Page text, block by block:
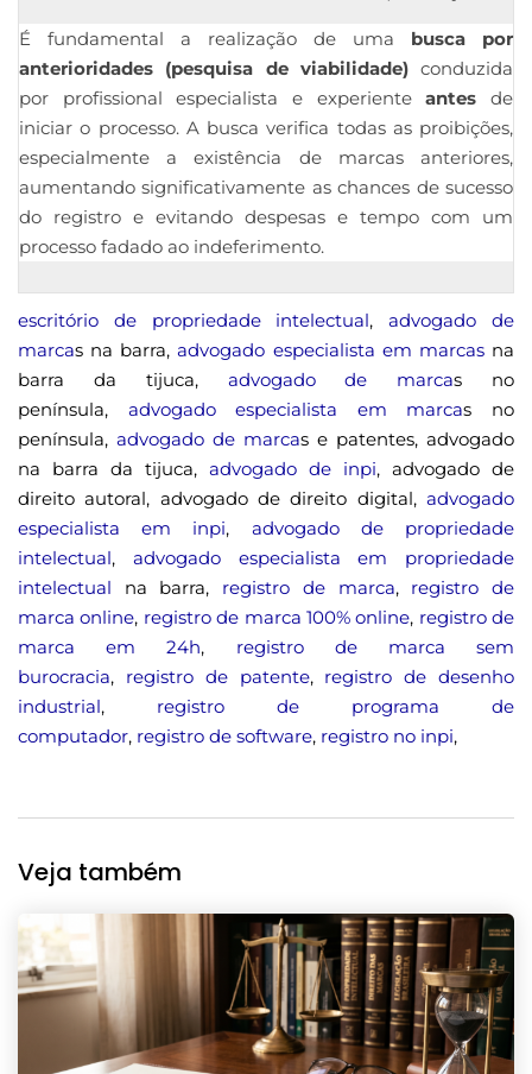
É fundamental a realização de uma busca por
anterioridades (pesquisa de viabilidade)conduzida
por profissional especialista e experienteantes de
iniciar o processo. A busca verifica todas as proibições,
especialmente a existência de marcas anteriores,
aumentando significativamente as chances de sucesso
do registro e evitando despesas e tempo com um
processo fadado ao indeferimento.
escritório de propriedade intelectual,advogado de
marcas na barra,advogado especialista em marcasna
barra da tijuca, advogado de marcas no
península, advogado especialista em marcas no
península, advogado de marcas e patentes, advogado
na barra da tijuca, advogado de inpi, advogado de
direito autoral, advogado de direito digital, advogado
especialista em inpi, advogado de propriedade
intelectual, advogado especialista em propriedade
intelectual na barra, registro de marca, registro de
marca online, registro de marca 100% online, registro de
marca em 24h, registro de marca sem
burocracia, registro de patente, registro de desenho
industrial, registro de programa de
computador, registro de software, registro no inpi,
Veja também